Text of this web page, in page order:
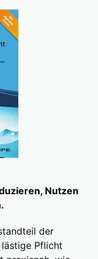
Nutzen
der
Pflicht